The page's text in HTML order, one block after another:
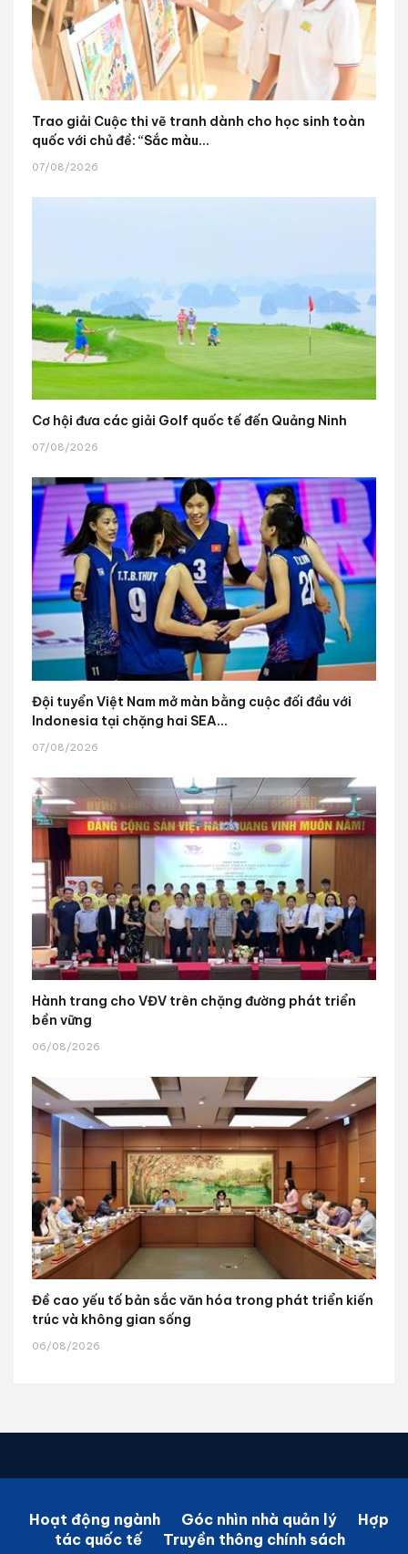
Trao giải Cuộc thi vẽ tranh dành cho học sinh toàn
quốc với chủ đề: “Sắc màu...
07/08/2026
Cơ hội đưa các giải Golf quốc tế đến Quảng Ninh
07/08/2026
Đội tuyển Việt Nam mở màn bằng cuộc đối đầu với
Indonesia tại chặng hai SEA...
07/08/2026
Hành trang cho VĐV trên chặng đường phát triển
bền vững
06/08/2026
Đề cao yếu tố bản sắc văn hóa trong phát triển kiến
trúc và không gian sống
06/08/2026
Hoạt động ngành Góc nhìn nhà quản lý
Hợp
tác quốc tế
Truyền thông chính sách